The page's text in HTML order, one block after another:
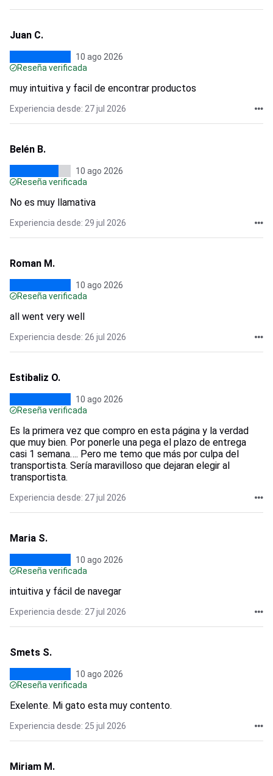
Juan C.
10 ago 2026
Reseña verificada
muy intuitiva y facil de encontrar productos
Experiencia desde: 27 jul 2026
Belén B.
10 ago 2026
Reseña verificada
No es muy llamativa
Experiencia desde: 29 jul 2026
Roman M.
10 ago 2026
Reseña verificada
all went very well
Experiencia desde: 26 jul 2026
Estibaliz O.
10 ago 2026
Reseña verificada
Es la primera vez que compro en esta página y la verdad
que muy bien. Por ponerle una pega el plazo de entrega
casi 1 semana…. Pero me temo que más por culpa del
transportista. Sería maravilloso que dejaran elegir al
transportista.
Experiencia desde: 27 jul 2026
Maria S.
10 ago 2026
Reseña verificada
intuitiva y fácil de navegar
Experiencia desde: 27 jul 2026
Smets S.
10 ago 2026
Reseña verificada
Exelente. Mi gato esta muy contento.
Experiencia desde: 25 jul 2026
Miriam M.